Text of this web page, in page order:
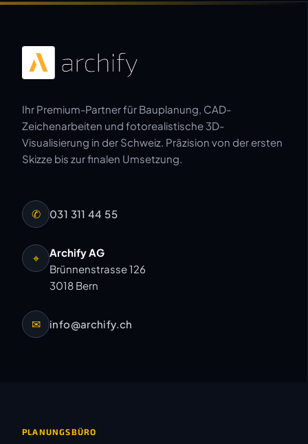
Ihr Premium-Partner für Bauplanung, CAD-
Zeichenarbeiten und fotorealistische 3D-
Visualisierung in der Schweiz. Präzision von der ersten
Skizze bis zur finalen Umsetzung.
✆ 031 311 44 55
⌖
Archify AG
Brünnenstrasse 126
3018 Bern
✉ info@archify.ch
PLANUNGSBÜRO